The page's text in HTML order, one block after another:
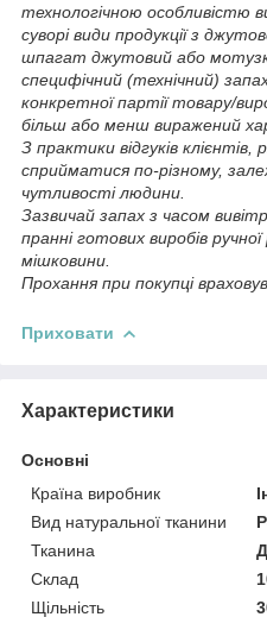
технологічною особливістю
суворі види продукції з
шпагат джутовий або
специфічний (технічний)
конкретної партії товару/
більш або менш виражений
З практики відгуків клієнтів,
сприйматися по-різному,
чутливості людини.
Зазвичай запах з часом
пранні готових виробів
мішковини.
Прохання при покупці
Приховати
Характеристики
Основні
Країна виробник
Вид натуральної тканини
Тканина
Склад
Щільність